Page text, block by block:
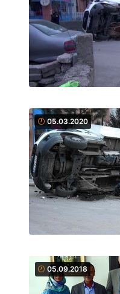
05.03.2020
05.09.2018